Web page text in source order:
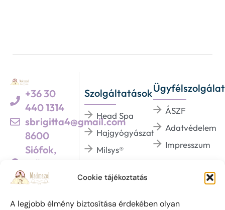
Cookie tájékoztatás
A legjobb élmény biztosítása érdekében olyan
+36 30
440 1314
sbrigitta4@gmail.com
8600
Siófok,
Szűcs u. 5.
/Üzletek háza 1.
emeletén/
Szolgáltatások
Head Spa
Hajgyógyászat
Milsys®
BHSYS®
Ügyfélszolgálat
ÁSZF
Adatvédelem
Impresszum